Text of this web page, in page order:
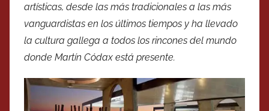
artísticas, desde las más tradicionales a las más
vanguardistas en los últimos tiempos y ha llevado
la cultura gallega a todos los rincones del mundo
donde Martín Códax está presente.